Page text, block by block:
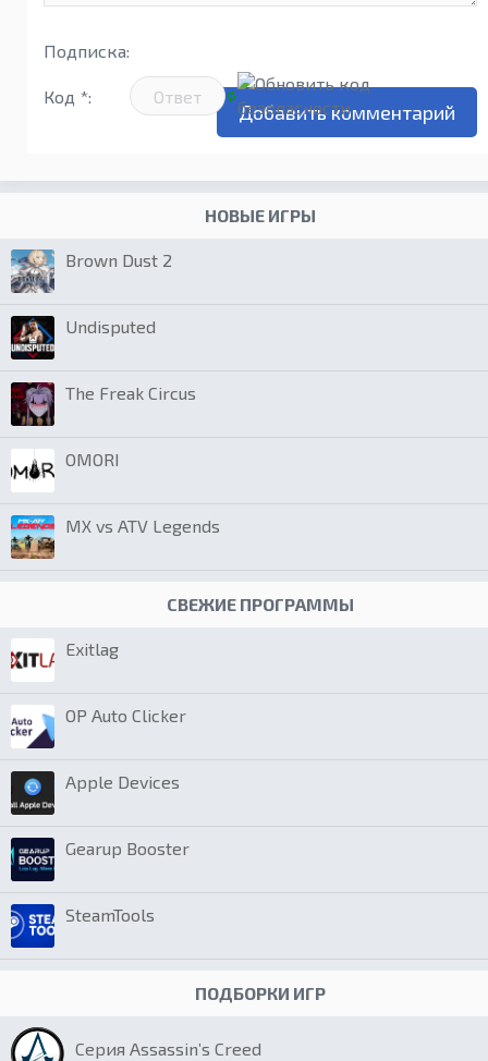
Подписка:
Код *:
НОВЫЕ ИГРЫ
Brown Dust 2
Undisputed
The Freak Circus
OMORI
MX vs ATV Legends
СВЕЖИЕ ПРОГРАММЫ
Exitlag
OP Auto Clicker
Apple Devices
Gearup Booster
SteamTools
ПОДБОРКИ ИГР
Серия Assassin’s Creed